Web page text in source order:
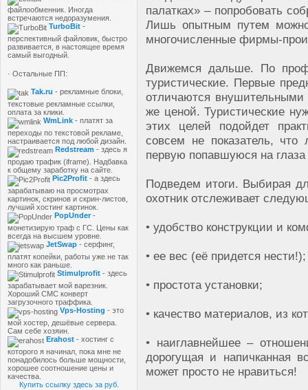
файлообменник. Иногда
встречаются недоразумения.
TurboBit -
перспективный файловик, быстро
развивается, в настоящее время
самый выгодный.
· Остальные ПП:
Tak.ru - рекламные блоки,
текстовые рекламные ссылки,
оплата за клики.
WmLink - платят за
переходы по текстовой рекламе,
настраивается под любой дизайн.
Redstream - здесь я
продаю трафик (iframe). Надбавка
к общему заработку на сайте.
Pic2Profit - а здесь
зарабатываю на просмотрах
картинок, скринов и скрин-листов,
лучший хостинг картинок.
PopUnder-
монетизирую траф с ГС. Цены как
всегда на высшем уровне.
JetSwap - серфинг,
платят копейки, работы уже не так
много как раньше.
Stimulprofit - здесь
зарабатывает мой варезник.
Хороший СМС конверт
загрузочного траффика.
Vps-Hosting - это
мой хостер, дешёвые сервера.
Сам себе хозяин.
Erahost - хостинг с
которого я начинал, пока мне не
понадобилось больше мощности,
хорошее соотношение цены и
качества.
Купить ссылку здесь заруб.
палатках» – попробовать
Лишь опытным путем можно
многочисленные фирмы-
Движемся дальше. По
туристические. Первые
отличаются
же ценой. Туристические
этих целей подойдет
совсем не показатель,
первую попавшуюся на
Подведем итоги. Выбирая
охотник отслеживает
• удобство конструкции и
• ее вес (её придется нести!);
• простота установки;
• качество материалов, из
• наиглавнейшее –
дорогущая и напичканная
может просто не нравиться!